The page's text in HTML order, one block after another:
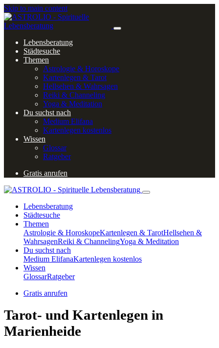
Skip to main content
Lebensberatung
Städtesuche
Themen
Astrologie & Horoskope
Kartenlegen & Tarot
Hellsehen & Wahrsagen
Reiki & Channeling
Yoga & Meditation
Du suchst nach
Medium Elifana
Kartenlegen kostenlos
Wissen
Glossar
Ratgeber
Gratis anrufen
Lebensberatung
Städtesuche
Themen
Astrologie & HoroskopeKartenlegen & TarotHellsehen &
WahrsagenReiki & ChannelingYoga & Meditation
Du suchst nach
Medium ElifanaKartenlegen kostenlos
Wissen
GlossarRatgeber
Gratis anrufen
Tarot- und Kartenlegen in
Marienheide